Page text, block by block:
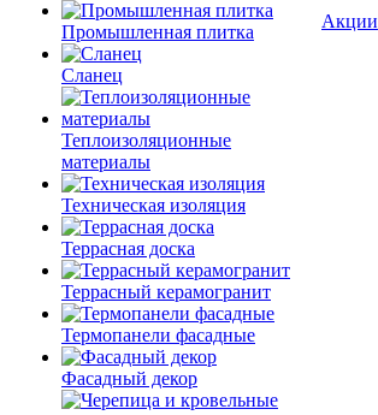
Промышленная плитка
Сланец
Теплоизоляционные
материалы
Техническая изоляция
Террасная доска
Террасный керамогранит
Термопанели фасадные
Фасадный декор
Акции